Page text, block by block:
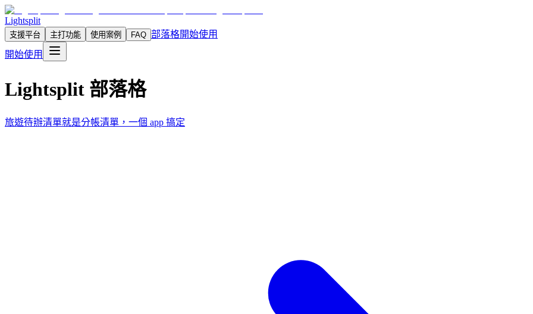
Lightsplit
支援平台 主打功能 使用案例 FAQ 部落格開始使用
開始使用
Lightsplit 部落格
旅遊待辦清單就是分帳清單，一個 app 搞定